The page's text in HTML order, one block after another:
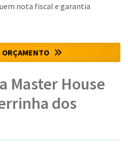
nota fiscal e garantia
ORÇAMENTO
Master House
dos